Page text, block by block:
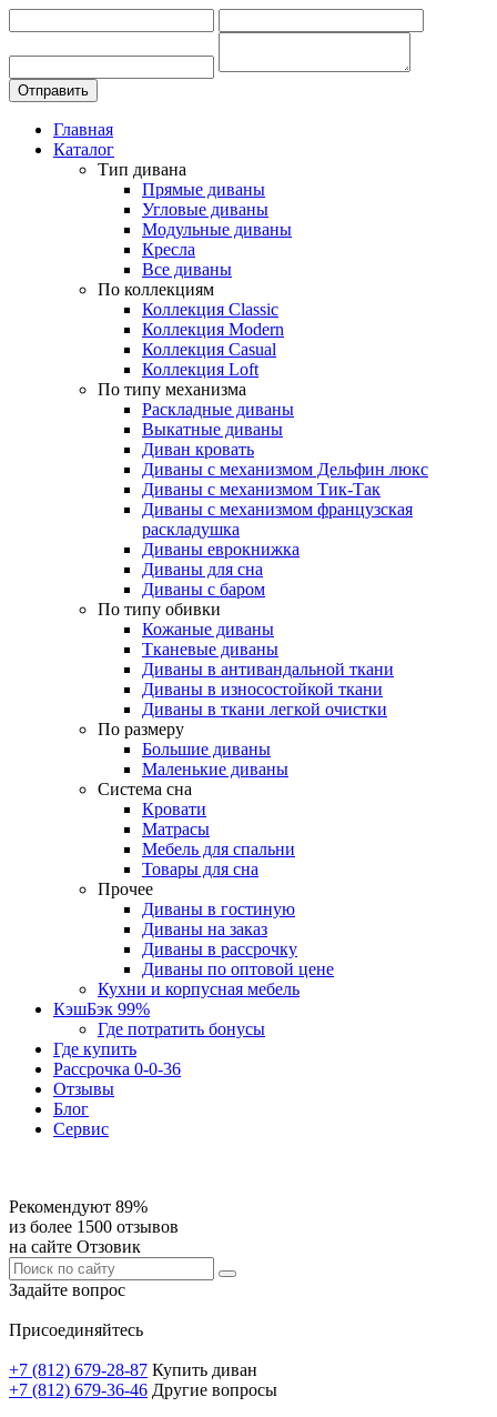
Главная
Каталог
Тип дивана
Прямые диваны
Угловые диваны
Модульные диваны
Кресла
Все диваны
По коллекциям
Коллекция Classic
Коллекция Modern
Коллекция Casual
Коллекция Loft
По типу механизма
Раскладные диваны
Выкатные диваны
Диван кровать
Диваны с механизмом Дельфин люкс
Диваны с механизмом Тик-Так
Диваны с механизмом французская
раскладушка
Диваны еврокнижка
Диваны для сна
Диваны с баром
По типу обивки
Кожаные диваны
Тканевые диваны
Диваны в антивандальной ткани
Диваны в износостойкой ткани
Диваны в ткани легкой очистки
По размеру
Большие диваны
Маленькие диваны
Система сна
Кровати
Матрасы
Мебель для спальни
Товары для сна
Прочее
Диваны в гостиную
Диваны на заказ
Диваны в рассрочку
Диваны по оптовой цене
Кухни и корпусная мебель
КэшБэк 99%
Где потратить бонусы
Где купить
Рассрочка 0-0-36
Отзывы
Блог
Сервис
Рекомендуют 89%
из более 1500 отзывов
на сайте Отзовик
Задайте вопрос
Присоединяйтесь
+7 (812) 679-28-87 Купить диван
+7 (812) 679-36-46 Другие вопросы